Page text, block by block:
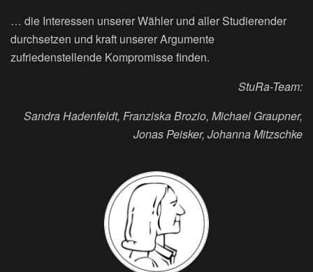
… die Interessen unserer Wähler und aller Studierender
durchsetzen und kraft unserer Argumente
zufriedenstellende Kompromisse finden.
StuRa-Team:
Sandra Hadenfeldt, Franziska Brozio, Michael Graupner,
Jonas Peisker, Johanna Mitzschke